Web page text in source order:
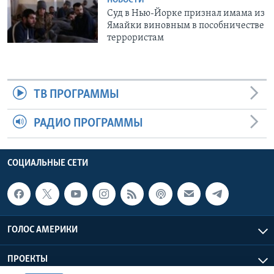
Суд в Нью-Йорке признал имама из
Ямайки виновным в пособничестве
террористам
ТВ ПРОГРАММЫ
РАДИО ПРОГРАММЫ
СОЦИАЛЬНЫЕ СЕТИ
ГОЛОС АМЕРИКИ
ПРОЕКТЫ